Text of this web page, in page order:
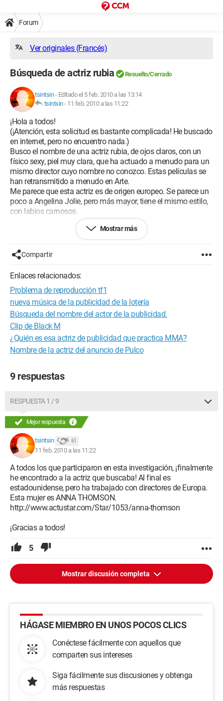
Forum
Ver originales (Francés)
Búsqueda de actriz rubia Resuelto/Cerrado
tsintsin- Editado el 5 feb. 2010 a las 13:14
tsintsin- 11 feb. 2010 a las 11:22
¡Hola a todos!
(¡Atención, esta solicitud es bastante complicada! He buscado
en internet, pero no encuentro nada.)
Busco el nombre de una actriz rubia, de ojos claros, con un
físico sexy, piel muy clara, que ha actuado a menudo para un
mismo director cuyo nombre no conozco. Estas películas se
han retransmitido a menudo en Arte.
Me parece que esta actriz es de origen europeo. Se parece un
poco a Angelina Jolie, pero más mayor, tiene el mismo estilo,
con labios carnosos.
Las películas en las que ha actuado deben ser algo así como
películas de autor, quizás haya pasado por el festival de
¡Bueno, buena suerte a los cinéfilos que encuentren la
identidad de esta actriz!
Gracias de antemano.
Mostrar más
Compartir
Enlaces relacionados:
Problema de reproducción tf1
nueva música de la publicidad de la lotería
Búsqueda del nombre del actor de la publicidad.
Clip de Black M
¿Quién es esa actriz de publicidad que practica MMA?
Nombre de la actriz del anuncio de Pulco
9 respuestas
RESPUESTA 1 / 9
Mejor respuesta
tsintsin 61
11 feb. 2010 a las 11:22
A todos los que participaron en esta investigación, ¡finalmente
he encontrado a la actriz que buscaba! Al final es
estadounidense, pero ha trabajado con directores de Europa.
Esta mujer es ANNA THOMSON.
http://www.actustar.com/Star/1053/anna-thomson
¡Gracias a todos!
5
Mostrar discusión completa
HÁGASE MIEMBRO EN UNOS POCOS CLICS
Conéctese fácilmente con aquellos que
comparten sus intereses
Siga fácilmente sus discusiones y obtenga
más respuestas